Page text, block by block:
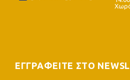
ΕΓΓΡΑΦΕΙΤΕ ΣΤΟ